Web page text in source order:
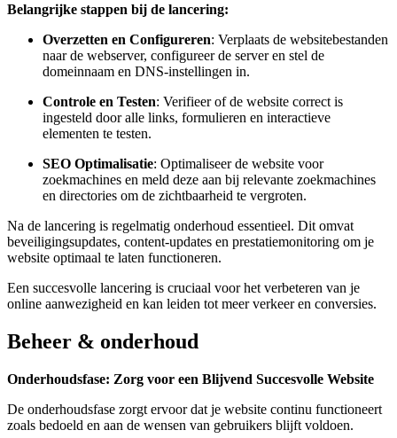
Belangrijke stappen bij de lancering:
Overzetten en Configureren: Verplaats de websitebestanden
naar de webserver, configureer de server en stel de
domeinnaam en DNS-instellingen in.
Controle en Testen: Verifieer of de website correct is
ingesteld door alle links, formulieren en interactieve
elementen te testen.
SEO Optimalisatie: Optimaliseer de website voor
zoekmachines en meld deze aan bij relevante zoekmachines
en directories om de zichtbaarheid te vergroten.
Na de lancering is regelmatig onderhoud essentieel. Dit omvat
beveiligingsupdates, content-updates en prestatiemonitoring om je
website optimaal te laten functioneren.
Een succesvolle lancering is cruciaal voor het verbeteren van je
online aanwezigheid en kan leiden tot meer verkeer en conversies.
Beheer & onderhoud
Onderhoudsfase: Zorg voor een Blijvend Succesvolle Website
De onderhoudsfase zorgt ervoor dat je website continu functioneert
zoals bedoeld en aan de wensen van gebruikers blijft voldoen.